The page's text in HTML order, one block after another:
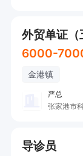
7. Strong
mindset
具备优秀的
8.
思路清晰且
外贸单证（
6000-
金港镇
严总
张家港市
导诊员